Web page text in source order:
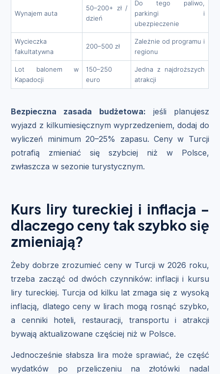
Wynajem auta
50–200+ zł /
dzień
Do tego paliwo,
parkingi i
ubezpieczenie
Wycieczka
fakultatywna
200–500 zł
Zależnie od programu i
regionu
Lot balonem w
Kapadocji
150–250
euro
Jedna z najdroższych
atrakcji
Bezpieczna zasada budżetowa: jeśli planujesz
wyjazd z kilkumiesięcznym wyprzedzeniem, dodaj do
wyliczeń minimum 20–25% zapasu. Ceny w Turcji
potrafią zmieniać się szybciej niż w Polsce,
zwłaszcza w sezonie turystycznym.
Kurs liry tureckiej i inflacja –
dlaczego ceny tak szybko się
zmieniają?
Żeby dobrze zrozumieć ceny w Turcji w 2026 roku,
trzeba zacząć od dwóch czynników: inflacji i kursu
liry tureckiej. Turcja od kilku lat zmaga się z wysoką
inflacją, dlatego ceny w lirach mogą rosnąć szybko,
a cenniki hoteli, restauracji, transportu i atrakcji
bywają aktualizowane częściej niż w Polsce.
Jednocześnie słabsza lira może sprawiać, że część
wydatków po przeliczeniu na złotówki nadal